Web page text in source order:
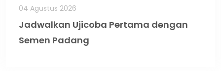
04 Agustus 2026
Jadwalkan Ujicoba Pertama dengan
Semen Padang